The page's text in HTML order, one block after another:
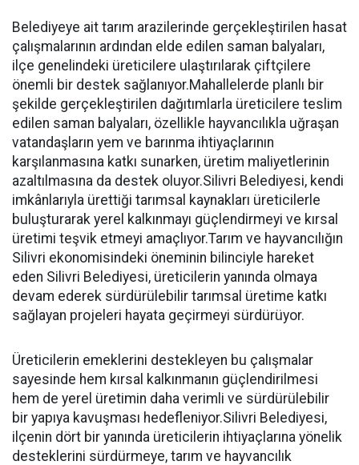
Belediyeye ait tarım arazilerinde gerçekleştirilen hasat
çalışmalarının ardından elde edilen saman balyaları,
ilçe genelindeki üreticilere ulaştırılarak çiftçilere
önemli bir destek sağlanıyor.Mahallelerde planlı bir
şekilde gerçekleştirilen dağıtımlarla üreticilere teslim
edilen saman balyaları, özellikle hayvancılıkla uğraşan
vatandaşların yem ve barınma ihtiyaçlarının
karşılanmasına katkı sunarken, üretim maliyetlerinin
azaltılmasına da destek oluyor.Silivri Belediyesi, kendi
imkânlarıyla ürettiği tarımsal kaynakları üreticilerle
buluşturarak yerel kalkınmayı güçlendirmeyi ve kırsal
üretimi teşvik etmeyi amaçlıyor.Tarım ve hayvancılığın
Silivri ekonomisindeki öneminin bilinciyle hareket
eden Silivri Belediyesi, üreticilerin yanında olmaya
devam ederek sürdürülebilir tarımsal üretime katkı
sağlayan projeleri hayata geçirmeyi sürdürüyor.
Üreticilerin emeklerini destekleyen bu çalışmalar
sayesinde hem kırsal kalkınmanın güçlendirilmesi
hem de yerel üretimin daha verimli ve sürdürülebilir
bir yapıya kavuşması hedefleniyor.Silivri Belediyesi,
ilçenin dört bir yanında üreticilerin ihtiyaçlarına yönelik
desteklerini sürdürmeye, tarım ve hayvancılık